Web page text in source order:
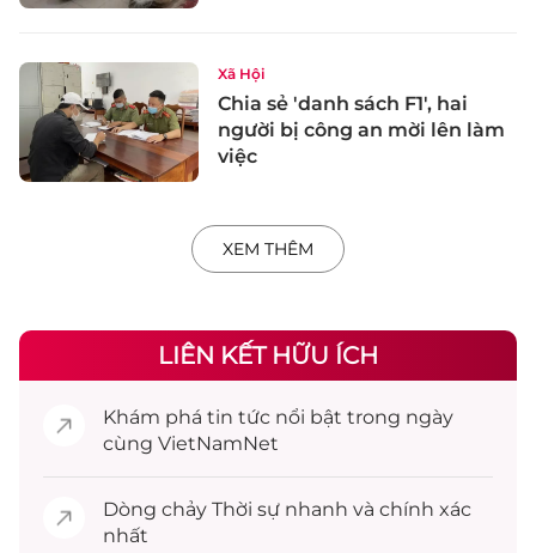
Xã Hội
Chia sẻ 'danh sách F1', hai
người bị công an mời lên làm
việc
XEM THÊM
LIÊN KẾT HỮU ÍCH
Khám phá tin tức nổi bật trong ngày
cùng VietNamNet
Dòng chảy Thời sự nhanh và chính xác
nhất